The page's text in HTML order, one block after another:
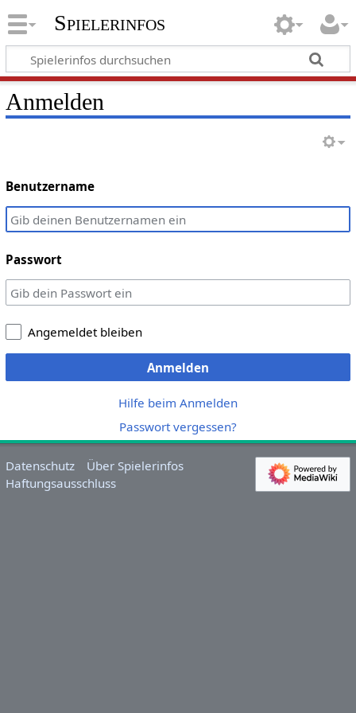
Spielerinfos
Anmelden
Benutzername
Passwort
Angemeldet bleiben
Anmelden
Hilfe beim Anmelden
Passwort vergessen?
Datenschutz
Über Spielerinfos
Haftungsausschluss